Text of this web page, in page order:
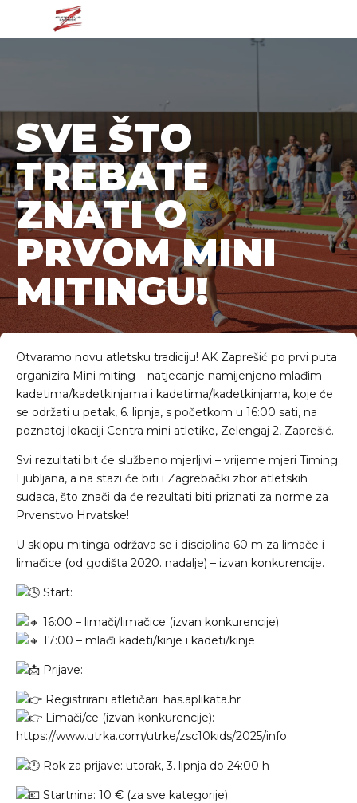
SVE ŠTO
TREBATE
ZNATI O
PRVOM MINI
MITINGU!
Otvaramo novu atletsku tradiciju! AK Zaprešić po prvi puta
organizira Mini miting – natjecanje namijenjeno mlađim
kadetima/kadetkinjama i kadetima/kadetkinjama, koje će
se održati u petak, 6. lipnja, s početkom u 16:00 sati, na
poznatoj lokaciji Centra mini atletike, Zelengaj 2, Zaprešić.
Svi rezultati bit će službeno mjerljivi – vrijeme mjeri Timing
Ljubljana, a na stazi će biti i Zagrebački zbor atletskih
sudaca, što znači da će rezultati biti priznati za norme za
Prvenstvo Hrvatske!
U sklopu mitinga održava se i disciplina 60 m za limače i
limačice (od godišta 2020. nadalje) – izvan konkurencije.
Start:
16:00 – limači/limačice (izvan konkurencije)
17:00 – mlađi kadeti/kinje i kadeti/kinje
Prijave:
Registrirani atletičari: has.aplikata.hr
Limači/ce (izvan konkurencije):
https://www.utrka.com/utrke/zsc10kids/2025/info
Rok za prijave: utorak, 3. lipnja do 24:00 h
Startnina: 10 € (za sve kategorije)